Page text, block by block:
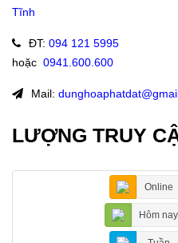
Tĩnh
ĐT: 094 121 5995
hoặc: 0941.600.600
Mail:
LƯỢNG TRUY
Online
Hôm nay